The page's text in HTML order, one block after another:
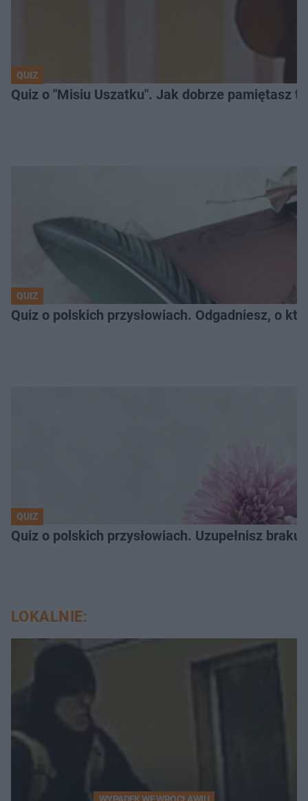
QUIZ
Quiz o "Misiu Uszatku". Jak dobrze pamiętasz
QUIZ
Quiz o polskich przysłowiach. Odgadniesz, o
QUIZ
Quiz o polskich przysłowiach. Uzupełnisz
LOKALNIE:
WYPADEK WE WROCŁAWIU